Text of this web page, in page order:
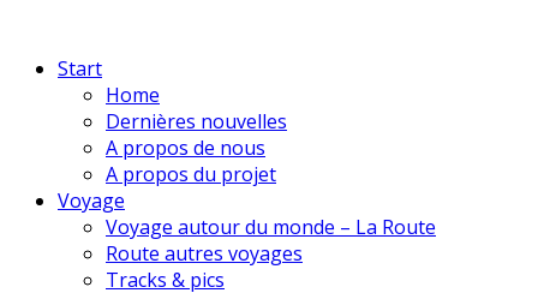
Start
Home
Dernières nouvelles
A propos de nous
A propos du projet
Voyage
Voyage autour du monde – La Route
Route autres voyages
Tracks & pics